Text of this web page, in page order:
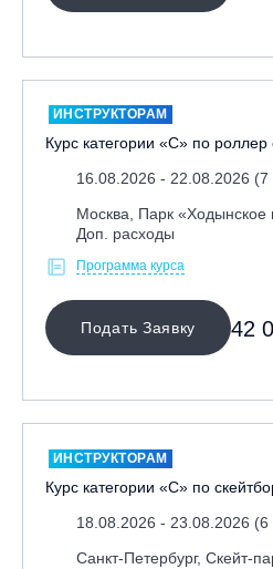
ИНСТРУКТОРАМ
Курс категории «С» по роллер
16.08.2026 - 22.08.2026 (7
Москва, Парк «Ходынское
Доп. расходы
Программа курса
Подать Заявку 42
ИНСТРУКТОРАМ
Курс категории «С» по
18.08.2026 - 23.08.2026 (6
Санкт-Петербург, Скейт-